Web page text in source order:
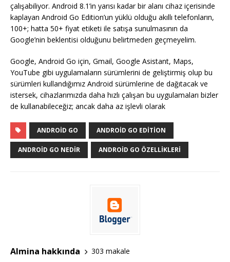
çalışabiliyor. Android 8.1’in yarısı kadar bir alanı cihaz içerisinde
kaplayan Android Go Edition’un yüklü olduğu akıllı telefonların,
100+; hatta 50+ fiyat etiketi ile satışa sunulmasının da
Google’nin beklentisi olduğunu belirtmeden geçmeyelim.
Google, Android Go için, Gmail, Google Asistant, Maps,
YouTube gibi uygulamaların sürümlerini de geliştirmiş olup bu
sürümleri kullandığımız Android sürümlerine de dağıtacak ve
istersek, cihazlarımızda daha hızlı çalışan bu uygulamaları bizler
de kullanabileceğiz; ancak daha az işlevli olarak
ANDROID GO ANDROID GO EDITION
ANDROID GO NEDIR ANDROID GO ÖZELLIKLERI
Almina hakkında
303 makale